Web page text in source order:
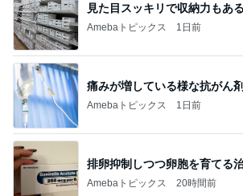
見た目スッキリで収納力もあ
Amebaトピックス 1日前
痛みが増している様な抗がん
Amebaトピックス 1日前
排卵抑制しつつ卵胞を育てる
Amebaトピックス 20時間前